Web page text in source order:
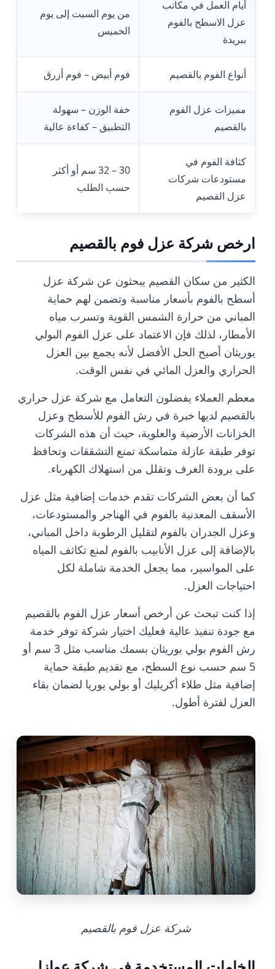
أيام العمل في مكاتب
عزل الاسطح بالفوم
ببريدة
من يوم السبت إلى يوم
الخميس
أنواع الفوم بالقصيم فوم أبيض – فوم أزرق
مميزات عزل الفوم
بالقصيم
خفة الوزن – سهولة
التطبيق – كفاءة عالية
كثافة الفوم في
مستودعات شركات
عزل القصيم
30 – 32 سم أو أكثر
حسب الطلب
ارخص شركة عزل فوم بالقصيم
الكثير من سكان القصيم يبحثون عن شركة عزل
أسطح بالفوم بأسعار مناسبة وتضمن لهم حماية
المباني من حرارة الشمس القوية وتسرب مياه
الأمطار، لذلك فإن الاعتماد على عزل الفوم البولي
يوريثان أصبح الحل الأفضل لأنه يجمع بين العزل
الحراري والعزل المائي في نفس الوقت.
معظم العملاء يفضلون التعامل مع شركة عزل حراري
بالقصيم لديها خبرة في رش الفوم للأسطح وعزل
الخزانات الأرضية والعلوية، حيث أن هذه الشركات
توفر طبقة عازلة متماسكة تمنع التشققات وتحافظ
على برودة الغرف وتقلل من استهلاك الكهرباء.
كما أن بعض الشركات تقدم خدمات إضافية مثل عزل
الأسقف المعدنية بالفوم في الهناجر والمستودعات،
وعزل الجدران بالفوم لتقليل الرطوبة داخل المباني،
بالإضافة إلى عزل الأنابيب بالفوم لمنع تكاثف المياه
على المواسير، مما يجعل الخدمة شاملة لكل
احتياجات العزل.
إذا كنت تبحث عن أرخص أسعار عزل الفوم بالقصيم
مع جودة تنفيذ عالية فعليك اختيار شركة توفر خدمة
رش الفوم بولي يوريثان بسمك مناسب مثل 3 سم أو
5 سم حسب نوع السطح، مع تقديم طبقة حماية
إضافية مثل طلاء أكريليك أو بولي يوريا لضمان بقاء
العزل لفترة أطول.
شركة عزل فوم بالقصيم